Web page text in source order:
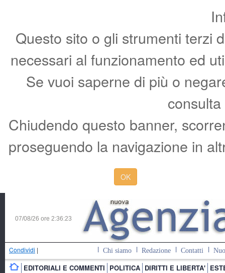
Questo sito o gli strumenti terzi
necessari al funzionamento ed
Se vuoi saperne di più o
Chiudendo questo banner,
proseguendo la navigazione in
OK
07/08/26 ore 2:36:24
Condividi | Chi siamo Redazione Contatti
EDITORIALI E COMMENTI POLITICA DIRITTI E LIBERTA'